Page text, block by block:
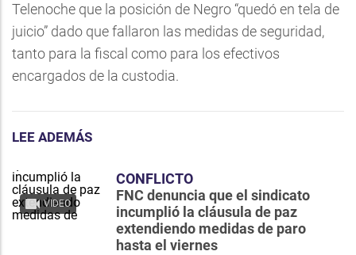
Telenoche que la posición de Negro “quedó en tela de
juicio” dado que fallaron las medidas de seguridad,
tanto para la fiscal como para los efectivos
encargados de la custodia.
LEE ADEMÁS
VIDEO
CONFLICTO
FNC denuncia que el sindicato
incumplió la cláusula de paz
extendiendo medidas de paro
hasta el viernes